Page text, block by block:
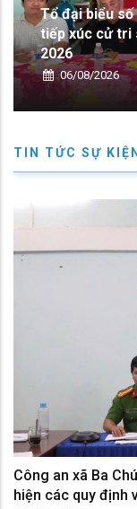
số 3 Hội đồng
tri sau kỳ họp
TIN TỨC SỰ KIỆN
Công an xã Ba
hiện các quy định